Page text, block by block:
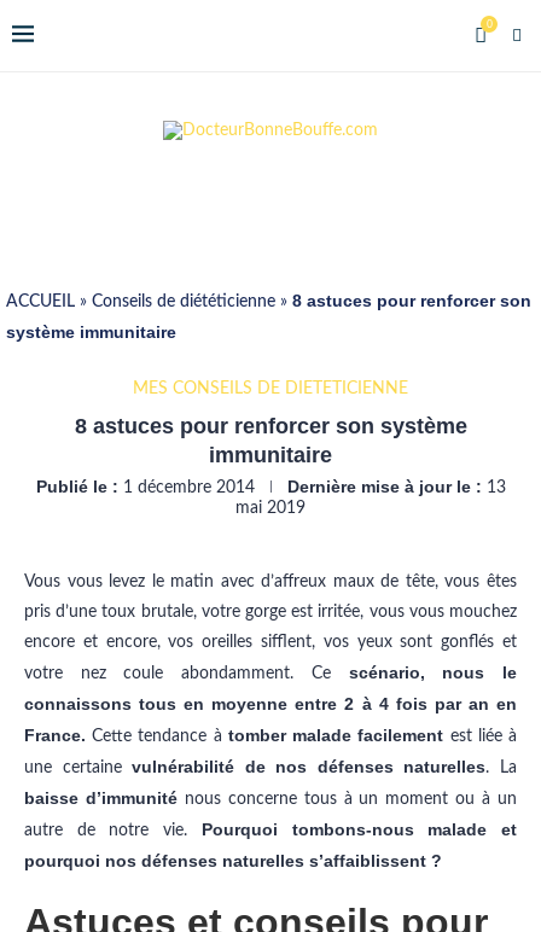
0
ACCUEIL » Conseils de diététicienne » 8 astuces pour renforcer son
système immunitaire
MES CONSEILS DE DIÉTÉTICIENNE
8 astuces pour renforcer son système
immunitaire
Publié le : 1 décembre 2014 Dernière mise à jour le : 13
mai 2019
Vous vous levez le matin avec d’affreux maux de tête, vous êtes
pris d’une toux brutale, votre gorge est irritée, vous vous mouchez
encore et encore, vos oreilles sifflent, vos yeux sont gonflés et
votre nez coule abondamment. Cescénario, nous le
connaissons tous en moyenne entre 2 à 4 fois par an en
France.Cette tendance à tomber malade facilement est liée à
une certainevulnérabilité de nos défenses naturelles. La
baisse d’immuniténous concerne tous à un moment ou à un
autre de notre vie. Pourquoi tombons-nous malade et
pourquoi nos défenses naturelles s’affaiblissent ?
Astuces et conseils pour